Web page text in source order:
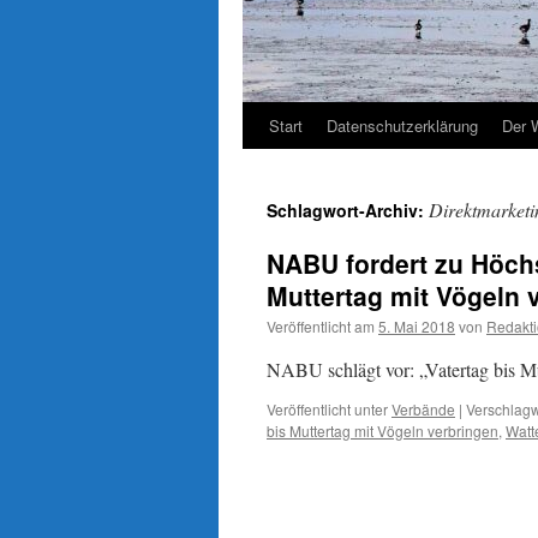
Start Datenschutzerklärung Der
Schlagwort-Archiv:
NABU fordert zu
Muttertag mit Vögeln
Veröffentlicht am 5. Mai 2018 von
NABU schlägt vor: „Vatertag bis
Veröffentlicht unterVerbände |
bis Muttertag mit Vögeln verbringen,